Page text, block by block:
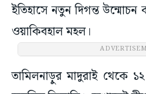
ইতিহাসে নতুন দিগন্ত
ওয়াকিবহাল মহল।
তামিলনাড়ুর মাদুরাই থেকে ১২